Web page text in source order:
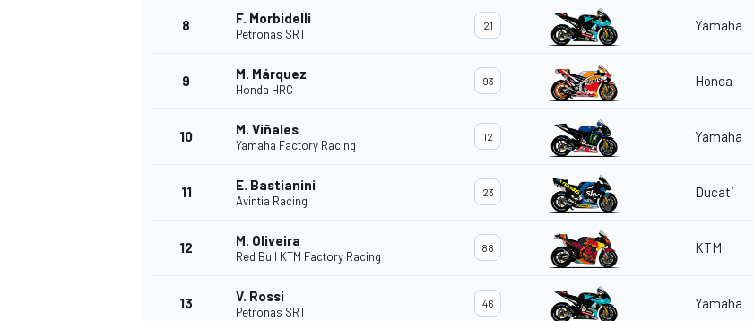
8 F. Morbidelli
Petronas SRT
21 Yamaha
9 M. Márquez
Honda HRC
93 Honda
10 M. Viñales
Yamaha Factory Racing
12 Yamaha
11 E. Bastianini
Avintia Racing
23 Ducati
12 M. Oliveira
Red Bull KTM Factory Racing
88 KTM
13 V. Rossi
Petronas SRT
46 Yamaha